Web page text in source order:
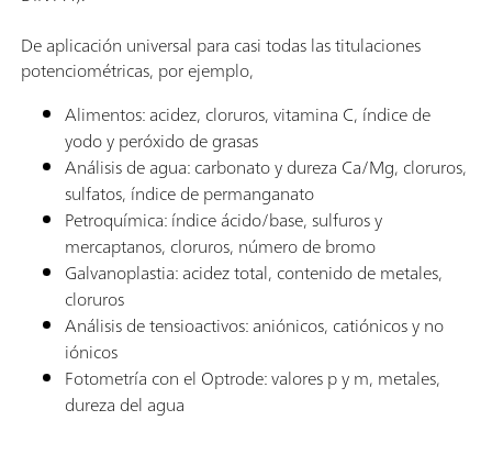
De aplicación universal para casi todas las titulaciones
potenciométricas, por ejemplo,
Alimentos: acidez, cloruros, vitamina C, índice de
yodo y peróxido de grasas
Análisis de agua: carbonato y dureza Ca/Mg, cloruros,
sulfatos, índice de permanganato
Petroquímica: índice ácido/base, sulfuros y
mercaptanos, cloruros, número de bromo
Galvanoplastia: acidez total, contenido de metales,
cloruros
Análisis de tensioactivos: aniónicos, catiónicos y no
iónicos
Fotometría con el Optrode: valores p y m, metales,
dureza del agua